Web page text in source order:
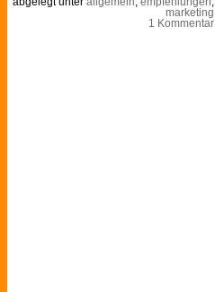
abgelegt unter allgemein, empfehlungen,
marketing
1 Kommentar